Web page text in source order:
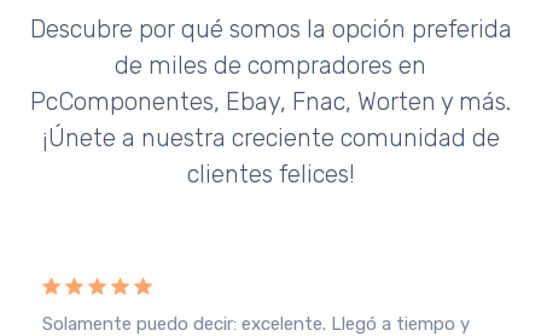
Descubre por qué somos la opción preferida
de miles de compradores en
PcComponentes, Ebay, Fnac, Worten y más.
¡Únete a nuestra creciente comunidad de
clientes felices!
Recebi a encomenda em perfeitas condições, o que